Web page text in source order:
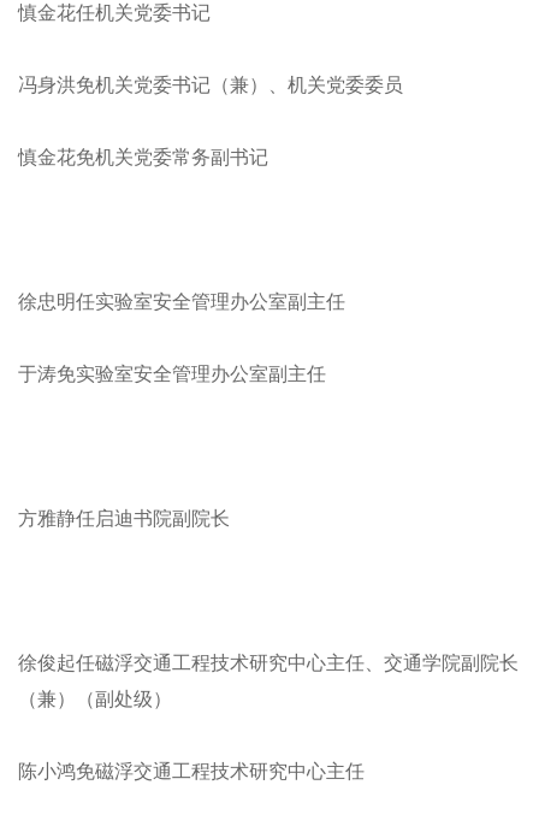
慎金花任机关党委书记
冯身洪免机关党委书记（兼）、机关党委委员
慎金花免机关党委常务副书记
徐忠明任实验室安全管理办公室副主任
于涛免实验室安全管理办公室副主任
方雅静任启迪书院副院长
徐俊起任磁浮交通工程技术研究中心主任、交通学院副院长
（兼）（副处级）
陈小鸿免磁浮交通工程技术研究中心主任